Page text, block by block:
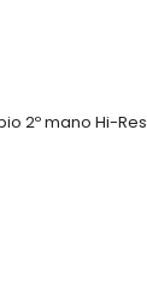
2º mano Hi-Res